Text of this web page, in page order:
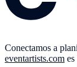
Conectamos a
eventartists.com es